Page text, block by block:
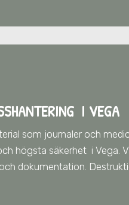
I VEGA
som journaler och
högsta säkerhet i Vega .
dokumentation.